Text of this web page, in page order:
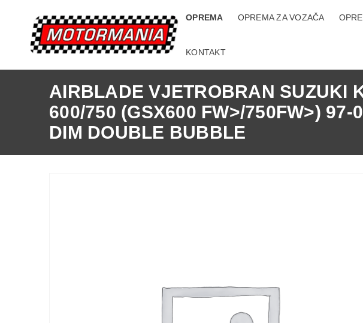
OPREMA OPREMA ZA VOZAČA
KONTAKT
AIRBLADE VJETROBRAN SUZUKI
600/750 (GSX600 FW>/750FW>) 97-
DIM DOUBLE BUBBLE